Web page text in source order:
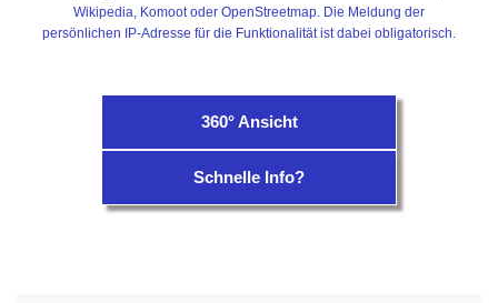
Wikipedia, Komoot oder OpenStreetmap. Die Meldung der
persönlichen IP-Adresse für die Funktionalität ist dabei obligatorisch.
360° Ansicht
Schnelle Info?